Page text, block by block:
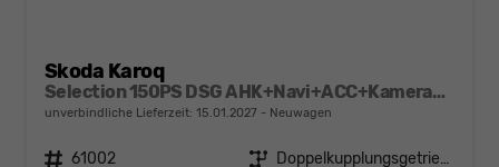
Skoda Karoq
Selection 150PS DSG AHK+Navi+ACC+Kamera+Kessy+Sitzheizung+GV5+Ambiente
unverbindliche Lieferzeit: 15.01.2027 Neuwagen
Fahrzeugnr. 61002 Getriebe
Doppelkupplungsgetriebe (DSG)